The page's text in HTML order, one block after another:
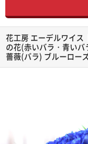
花工房 エーデルワイス
の花(赤いバラ・青いバ
薔薇(バラ) ブルーロー